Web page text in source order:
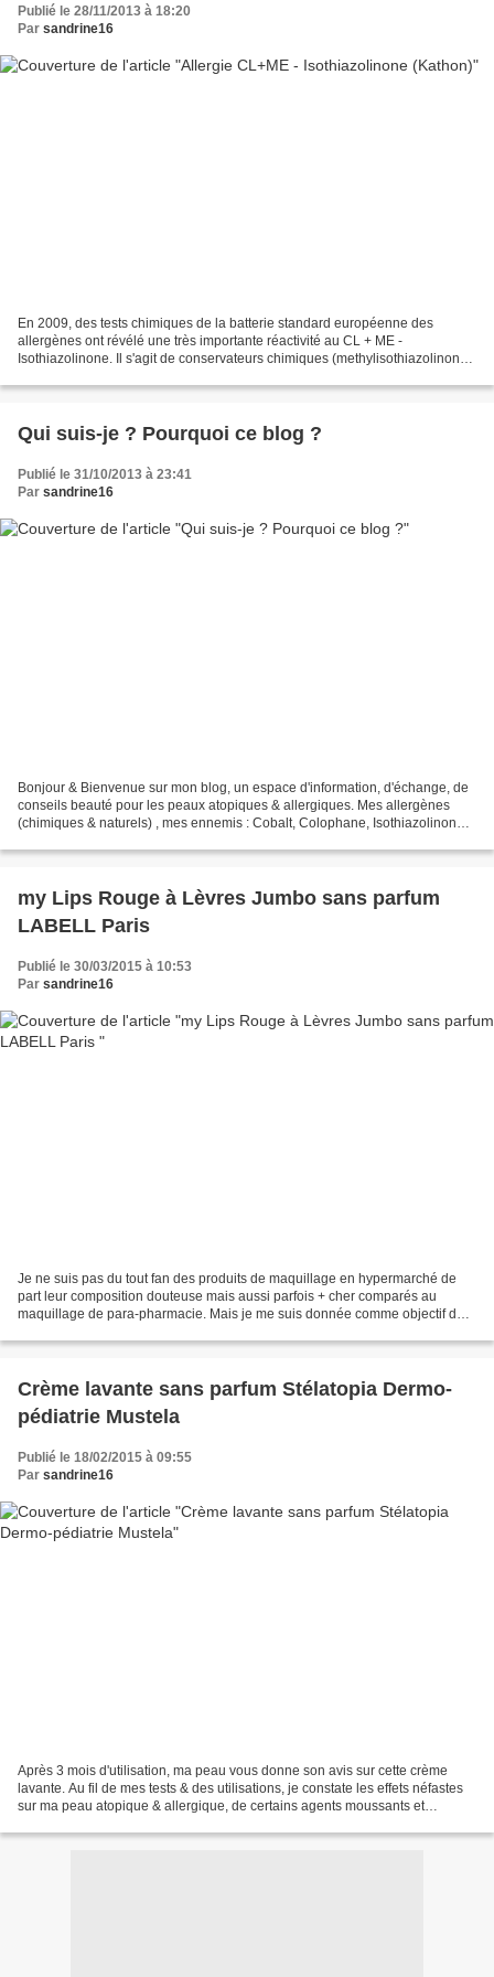
Publié le 28/11/2013 à 18:20
Par sandrine16
En 2009, des tests chimiques de la batterie standard européenne des
allergènes ont révélé une très importante réactivité au CL + ME -
Isothiazolinone. Il s'agit de conservateurs chimiques (methylisothiazolinone,
Qui suis-je ? Pourquoi ce blog ?
Publié le 31/10/2013 à 23:41
Par sandrine16
Bonjour & Bienvenue sur mon blog, un espace d'information, d'échange, de
conseils beauté pour les peaux atopiques & allergiques. Mes allergènes
(chimiques & naturels) , mes ennemis : Cobalt, Colophane, Isothiazolinones
my Lips Rouge à Lèvres Jumbo sans parfum
LABELL Paris
Publié le 30/03/2015 à 10:53
Par sandrine16
Je ne suis pas du tout fan des produits de maquillage en hypermarché de
part leur composition douteuse mais aussi parfois + cher comparés au
maquillage de para-pharmacie. Mais je me suis donnée comme objectif de
Crème lavante sans parfum Stélatopia Dermo-
pédiatrie Mustela
Publié le 18/02/2015 à 09:55
Par sandrine16
Après 3 mois d'utilisation, ma peau vous donne son avis sur cette crème
lavante. Au fil de mes tests & des utilisations, je constate les effets néfastes
sur ma peau atopique & allergique, de certains agents moussants et